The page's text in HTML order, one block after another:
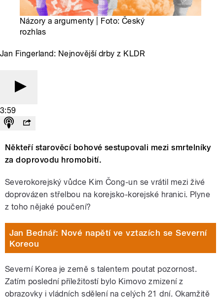
Názory a argumenty | Foto: Český
rozhlas
Jan Fingerland: Nejnovější drby z KLDR
3:59
Někteří starověcí bohové sestupovali mezi smrtelníky
za doprovodu hromobití.
Severokorejský vůdce Kim Čong-un se vrátil mezi živé
doprovázen střelbou na korejsko-korejské hranici. Plyne
z toho nějaké poučení?
Jan Bednář: Nové napětí ve vztazích se Severní
Koreou
Severní Korea je země s talentem poutat pozornost.
Zatím poslední příležitostí bylo Kimovo zmizení z
obrazovky i vládních sdělení na celých 21 dní. Okamžitě